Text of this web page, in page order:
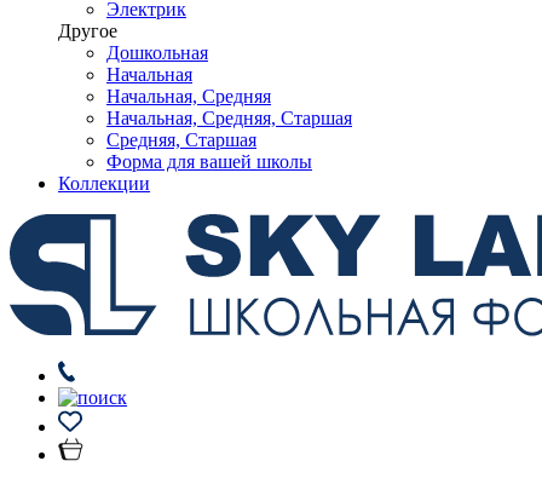
Электрик
Другое
Дошкольная
Начальная
Начальная, Средняя
Начальная, Средняя, Старшая
Средняя, Старшая
Форма для вашей школы
Коллекции